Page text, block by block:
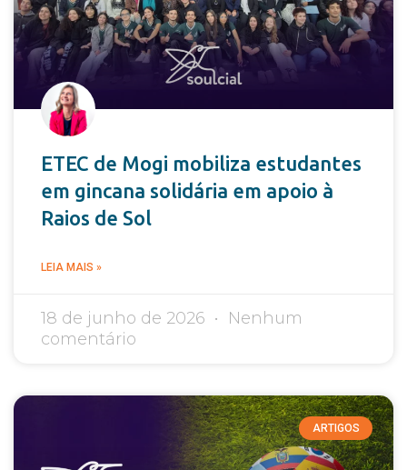
ETEC de Mogi mobiliza estudantes
em gincana solidária em apoio à
Raios de Sol
LEIA MAIS »
18 de junho de 2026
Nenhum
comentário
ARTIGOS